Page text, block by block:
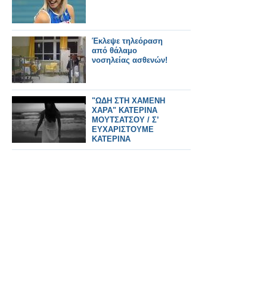
Έκλεψε τηλεόραση
από θάλαμο
νοσηλείας ασθενών!
"ΩΔΗ ΣΤΗ ΧΑΜΕΝΗ
ΧΑΡΑ" ΚΑΤΕΡΙΝΑ
ΜΟΥΤΣΑΤΣΟΥ / Σ’
ΕΥΧΑΡΙΣΤΟΥΜΕ
ΚΑΤΕΡΙΝΑ
ΜΟΥΤΣΑΤΣΟΥ ΚΑΙ